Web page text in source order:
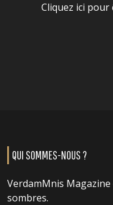
Cliquez ici
QUI SOMMES-NOUS ?
VerdamMnis
sombres.